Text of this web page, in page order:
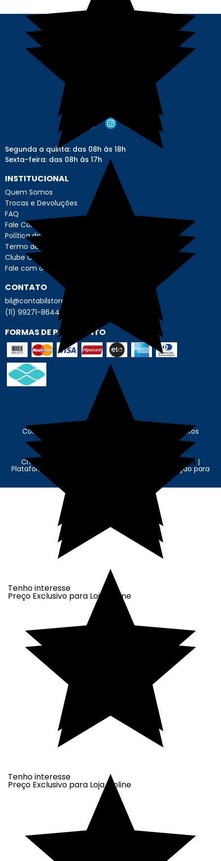
Tenho interesse
Preço Exclusivo para Loja Online
Tenho interesse
Preço Exclusivo para Loja Online
Segunda a quinta: das 08h às 18h
Sexta-feira: das 08h às 17h
INSTITUCIONAL
Quem Somos
Trocas e Devoluções
FAQ
Fale Conosco
Política de Privacidade
Termo de Uso - Usuário
Clube Contábil Store
Fale com o Encarregado de Dados
CONTATO
bil@contabilstore.org.br
(11) 99271-8644
FORMAS DE PAGAMENTO
Contábil Store - © Contábil Store. Todos os Direitos
Criação e Desenvolvimento Agência New Humans |
Plataforma - Tecnologia e Comunicação para